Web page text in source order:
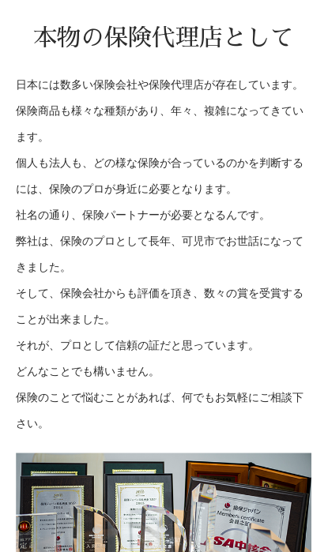
本物の保険代理店として
日本には数多い保険会社や保険代理店が存在しています。
保険商品も様々な種類があり、年々、複雑になってきてい
ます。
個人も法人も、どの様な保険が合っているのかを判断する
には、保険のプロが身近に必要となります。
社名の通り、保険パートナーが必要となるんです。
弊社は、保険のプロとして長年、可児市でお世話になって
きました。
そして、保険会社からも評価を頂き、数々の賞を受賞する
ことが出来ました。
それが、プロとして信頼の証だと思っています。
どんなことでも構いません。
保険のことで悩むことがあれば、何でもお気軽にご相談下
さい。